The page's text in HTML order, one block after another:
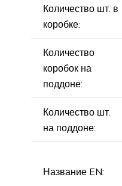
Количество шт. в
коробке:
Количество
коробок на
поддоне:
Количество шт.
на поддоне:
Название EN: